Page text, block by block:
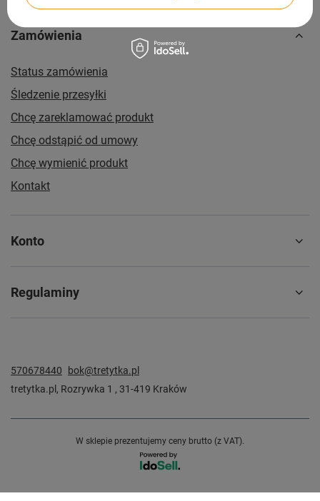
Zamówienia
Status zamówienia
Śledzenie przesyłki
Chcę zareklamować produkt
Chcę odstąpić od umowy
Chcę wymienić produkt
Kontakt
Konto
Regulaminy
570678440
bok@tretytka.pl
tretytka.pl , Rozrywka 1 , 31-419 Kraków
W sklepie prezentujemy ceny brutto (z VAT).